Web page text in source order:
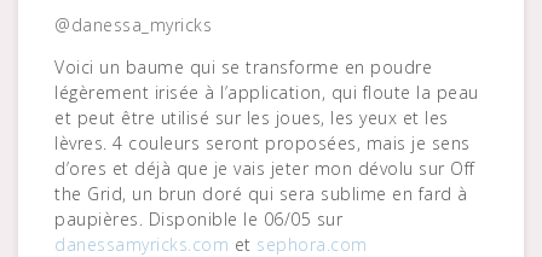
@danessa_myricks
Voici un baume qui se transforme en poudre
légèrement irisée à l’application, qui floute la peau
et peut être utilisé sur les joues, les yeux et les
lèvres. 4 couleurs seront proposées, mais je sens
d’ores et déjà que je vais jeter mon dévolu sur Off
the Grid, un brun doré qui sera sublime en fard à
paupières. Disponible le 06/05 sur
danessamyricks.com et sephora.com